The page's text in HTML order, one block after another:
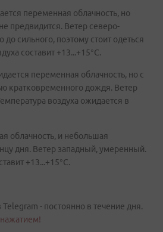
переменная облачность, но
предвидится. Ветер северо-
сильного, поэтому стоит одеться
составит +13...+15°C.
переменная облачность, но с
кратковременного дождя. Ветер
воздуха ожидается в
облачность, и небольшая
дня. Ветер западный, умеренный.
+13...+15°C.
- постоянно в течение дня.